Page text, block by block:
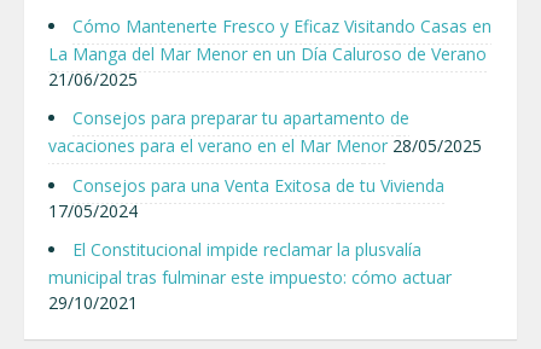
Cómo Mantenerte Fresco y Eficaz Visitando Casas en
La Manga del Mar Menor en un Día Caluroso de Verano
21/06/2025
Consejos para preparar tu apartamento de
vacaciones para el verano en el Mar Menor 28/05/2025
Consejos para una Venta Exitosa de tu Vivienda
17/05/2024
El Constitucional impide reclamar la plusvalía
municipal tras fulminar este impuesto: cómo actuar
29/10/2021